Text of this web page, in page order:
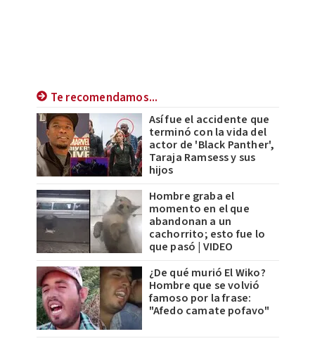
Te recomendamos...
Así fue el accidente que
terminó con la vida del
actor de 'Black Panther',
Taraja Ramsess y sus
hijos
Hombre graba el
momento en el que
abandonan a un
cachorrito; esto fue lo
que pasó | VIDEO
¿De qué murió El Wiko?
Hombre que se volvió
famoso por la frase:
"Afedo camate pofavo"